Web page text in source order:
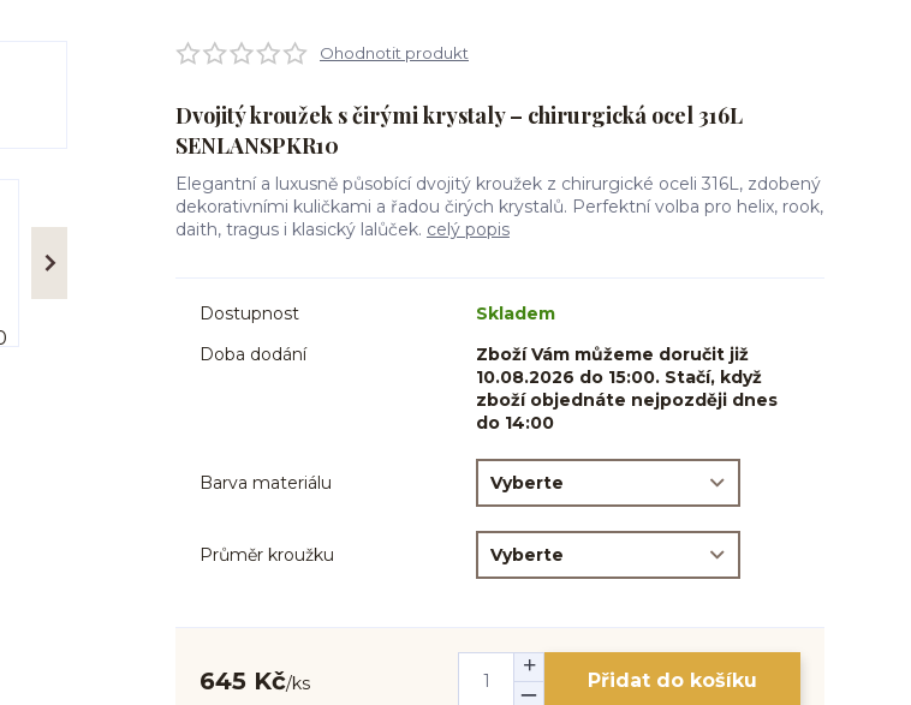
Ohodnotit produkt
Dvojitý kroužek s čirými krystaly – chirurgická ocel 316L
SENLANSPKR10
Elegantní a luxusně působící dvojitý kroužek z chirurgické oceli 316L, zdobený
dekorativními kuličkami a řadou čirých krystalů. Perfektní volba pro helix, rook,
daith, tragus i klasický lalůček. celý popis
Dostupnost
Skladem
Doba dodání
Zboží Vám můžeme doručit již
10.08.2026 do 15:00. Stačí, když
zboží objednáte nejpozději dnes
do 14:00
Barva materiálu
Průměr kroužku
645 Kč/ks Přidat do košíku